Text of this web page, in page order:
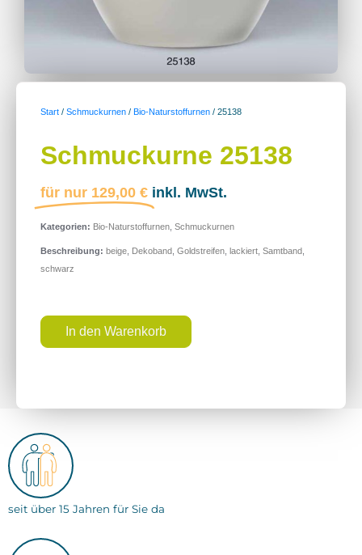
Start / Schmuckurnen / Bio-Naturstoffurnen / 25138
Schmuckurne 25138
für nur 129,00 € inkl. MwSt.
Kategorien: Bio-Naturstoffurnen Schmuckurnen
Beschreibung: beige Dekoband Goldstreifen lackiert Samtband
schwarz
In den Warenkorb
seit über 15 Jahren für Sie da